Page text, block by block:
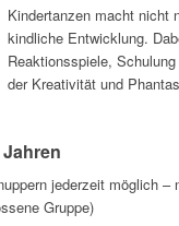
Kindertanzen macht nicht
kindliche Entwicklung.
Reaktionsspiele,
der Kreativität und
jederzeit möglich –
Gruppe)